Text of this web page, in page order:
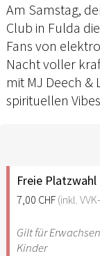
Am Samstag,
Club in Fulda
Fans von
Nacht voller
mit MJ Deech &
spirituellen
Freie Platzwahl
7,00 CHF (inkl.
Gilt für
Kinder